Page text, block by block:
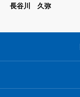
長谷川 久弥